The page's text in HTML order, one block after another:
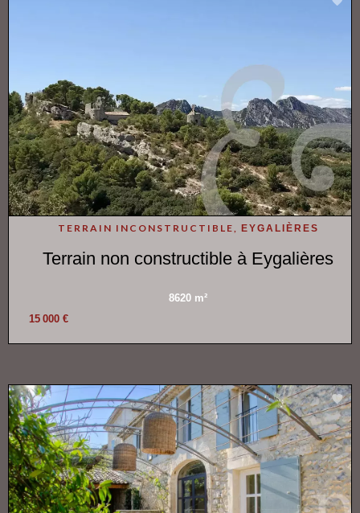
TERRAIN INCONSTRUCTIBLE, EYGALIÈRES
Terrain non constructible à Eygalières
8620 m²
15 000 €